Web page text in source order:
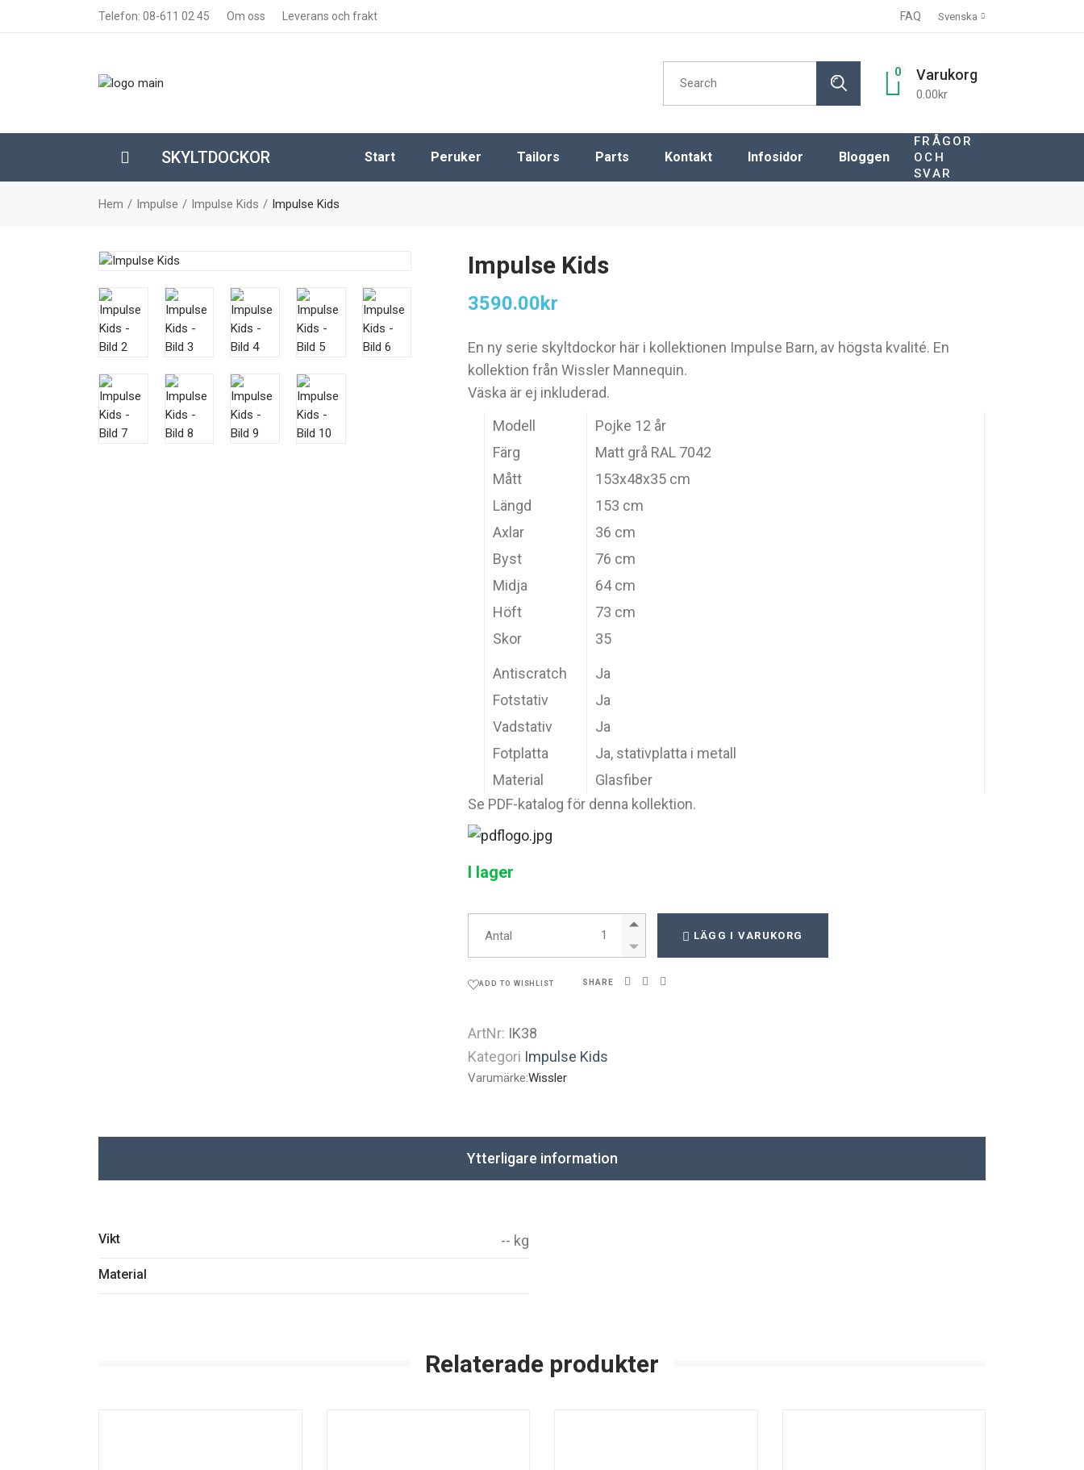
Telefon: 08-611 02 45 Om oss Leverans och frakt FAQ Svenska
Search
for:
0 Varukorg
0.00kr
SKYLTDOCKOR Start Peruker Tailors Parts
Dekorhänder
Magic Parts
Kontakt Infosidor Bloggen
FRÅGOR
OCH
SVAR
Hem Impulse Impulse Kids Impulse Kids
Impulse Kids
3590.00kr
En ny serie skyltdockor här i kollektionen Impulse Barn, av högsta kvalité. En
kollektion från Wissler Mannequin.
Väska är ej inkluderad.
Modell
Pojke 12 år
Färg
Matt grå RAL 7042
Mått
153x48x35 cm
Längd
153 cm
Axlar
36 cm
Byst
76 cm
Midja
64 cm
Höft
73 cm
Skor
35
Antiscratch
Ja
Fotstativ
Ja
Vadstativ
Ja
Fotplatta
Ja, stativplatta i metall
Material
Glasfiber
Se PDF-katalog för denna kollektion.
I lager
Antal
Impulse Kids quantity
LÄGG I VARUKORG
ADD TO WISHLIST SHARE
ArtNr: IK38
Kategori Impulse Kids
Varumärke:Wissler
Ytterligare information
Vikt -- kg
Material
Relaterade produkter